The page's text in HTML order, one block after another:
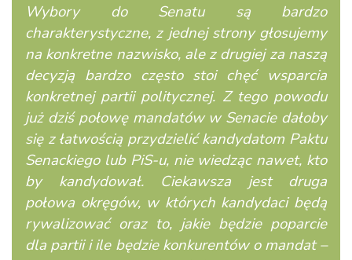
Wybory do Senatu są bardzo
charakterystyczne, z jednej strony głosujemy
na konkretne nazwisko, ale z drugiej za naszą
decyzją bardzo często stoi chęć wsparcia
konkretnej partii politycznej. Z tego powodu
już dziś połowę mandatów w Senacie dałoby
się z łatwością przydzielić kandydatom Paktu
Senackiego lub PiS-u, nie wiedząc nawet, kto
by kandydował. Ciekawsza jest druga
połowa okręgów, w których kandydaci będą
rywalizować oraz to, jakie będzie poparcie
dla partii i ile będzie konkurentów o mandat –